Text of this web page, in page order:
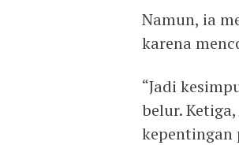
Namun, ia
karena
“Jadi
belur.
kepentingan